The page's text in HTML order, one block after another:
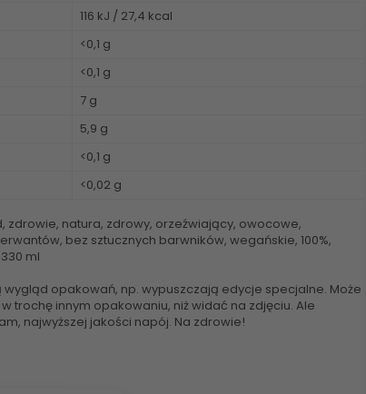
116 kJ / 27,4 kcal
<0,1 g
<0,1 g
7 g
5,9 g
<0,1 g
<0,02 g
zdrowie, natura, zdrowy, orzeźwiający, owocowe,
bez sztucznych barwników, wegańskie, 100%,
ml
opakowań, np. wypuszczają edycje specjalne. Może
trochę innym opakowaniu, niż widać na zdjęciu. Ale
najwyższej jakości napój. Na zdrowie!